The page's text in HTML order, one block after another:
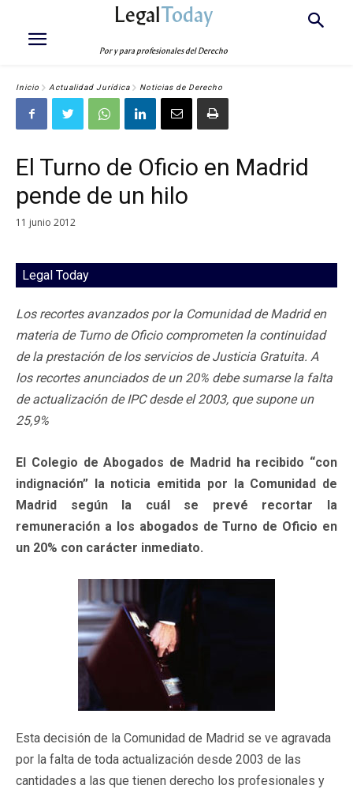
LegalToday
Por y para profesionales del Derecho
Inicio Actualidad Jurídica Noticias de Derecho
El Turno de Oficio en Madrid
pende de un hilo
11 junio 2012
Legal Today
Los recortes avanzados por la Comunidad de Madrid en
materia de Turno de Oficio comprometen la continuidad
de la prestación de los servicios de Justicia Gratuita. A
los recortes anunciados de un 20% debe sumarse la falta
de actualización de IPC desde el 2003, que supone un
25,9%
El Colegio de Abogados de Madrid ha recibido “con
indignación” la noticia emitida por la Comunidad de
Madrid según la cuál se prevé recortar la
remuneración a los abogados de Turno de Oficio en
un 20% con carácter inmediato.
Esta decisión de la Comunidad de Madrid se ve agravada
por la falta de toda actualización desde 2003 de las
cantidades a las que tienen derecho los profesionales y